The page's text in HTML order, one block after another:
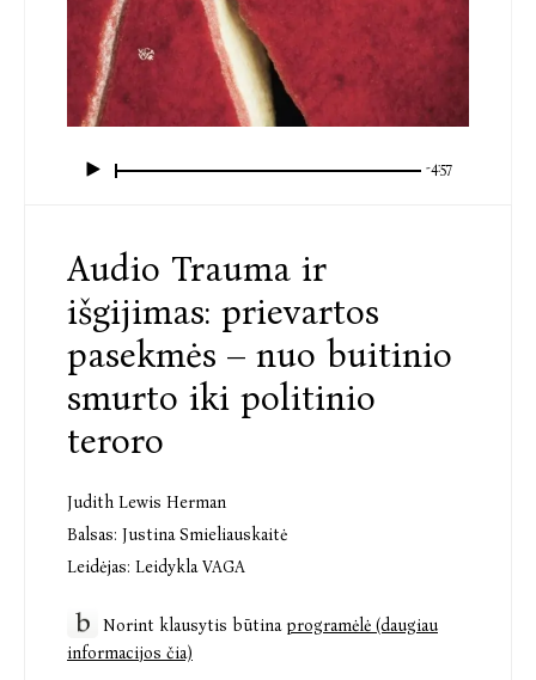
-4:57
Audio Trauma ir
išgijimas: prievartos
pasekmės – nuo buitinio
smurto iki politinio
teroro
Judith Lewis Herman
Balsas: Justina Smieliauskaitė
Leidėjas: Leidykla VAGA
Norint klausytis būtinaprogramėlė (daugiau
informacijos čia)